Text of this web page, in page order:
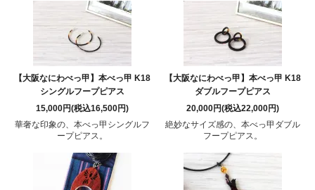
【大阪なにわべっ甲】本べっ甲 K18
シングルフープピアス
15,000円(税込16,500円)
華奢な印象の、本べっ甲シングルフ
ープピアス。
【大阪なにわべっ甲】本べっ甲 K18
ダブルフープピアス
20,000円(税込22,000円)
絶妙なサイズ感の、本べっ甲ダブル
フープピアス。